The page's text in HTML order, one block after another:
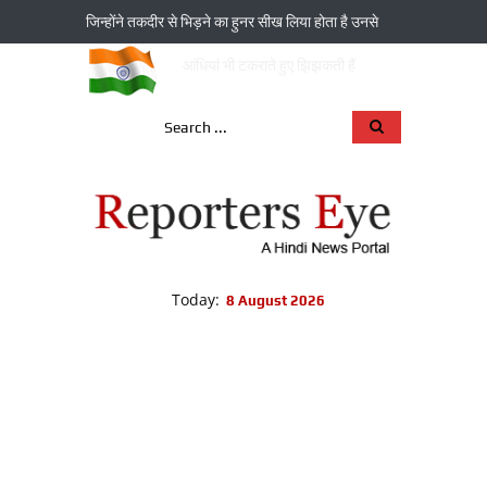
जिन्‍होंने तकदीर से भिड़ने का हुनर सीख लिया होता है उनसे
Today: 8 August 2026